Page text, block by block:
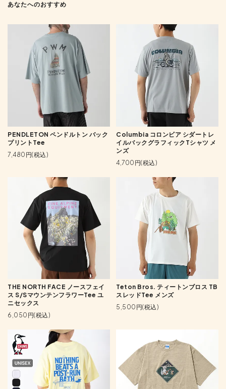
あなたへのおすすめ
PENDLETON ペンドルトン バック
プリントTee
7,480円(税込)
Columbia コロンビア シダートレ
イルバックグラフィックTシャツ メ
ンズ
4,700円(税込)
THE NORTH FACE ノースフェイ
ス S/SマウンテンフラワーTee ユ
ニセックス
6,050円(税込)
Teton Bros. ティートンブロス TB
スレッドTee メンズ
5,500円(税込)